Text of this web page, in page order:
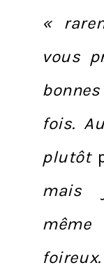
«
vous
fois.
plutôt
mais
foireux.